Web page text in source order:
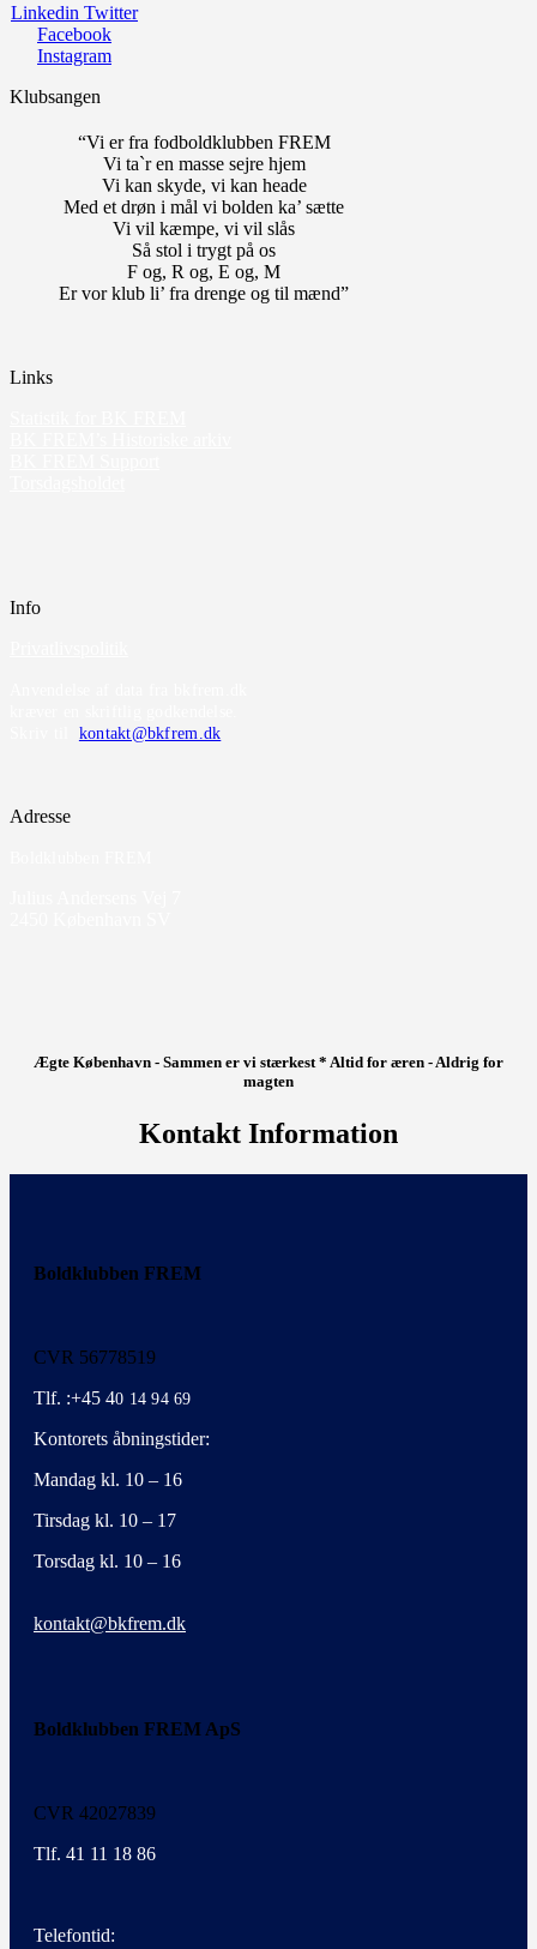
Linkedin Twitter
Facebook
Instagram
Klubsangen
“Vi er fra fodboldklubben FREM
Vi ta`r en masse sejre hjem
Vi kan skyde, vi kan heade
Med et drøn i mål vi bolden ka’ sætte
Vi vil kæmpe, vi vil slås
Så stol i trygt på os
F og, R og, E og, M
Er vor klub li’ fra drenge og til mænd”
Links
Info
kontakt@bkfrem.dk
Adresse
Ægte København - Sammen er vi stærkest * Altid for æren - Aldrig for
magten
Kontakt Information
Boldklubben FREM
CVR 56778519
Tlf. :+45 40 14 94 69
Kontorets åbningstider:
Mandag kl. 10 – 16
Tirsdag kl. 10 – 17
Torsdag kl. 10 – 16
kontakt@bkfrem.dk
Boldklubben FREM ApS
CVR 42027839
Tlf. 41 11 18 86
Telefontid: